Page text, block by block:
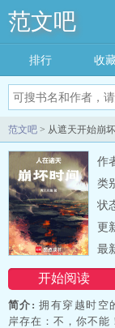
范文吧
排行 收
范文吧 > 从遮天开始崩
作
类
状
开始阅读
更
最
简介: 拥有穿越时空
岸存在：不，你不能